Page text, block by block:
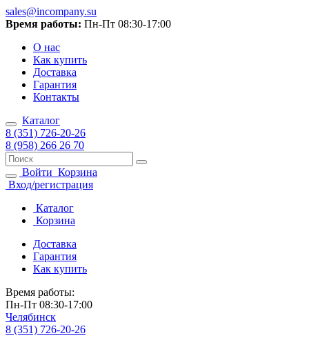
sales@incompany.su
Время работы: Пн-Пт 08:30-17:00
О нас
Как купить
Доставка
Гарантия
Контакты
Каталог
8 (351) 726-20-26
8 (958) 266 26 70
Войти Корзина
Вход/регистрация
Каталог
Корзина
Доставка
Гарантия
Как купить
Время работы:
Пн-Пт 08:30-17:00
Челябинск
8 (351) 726-20-26